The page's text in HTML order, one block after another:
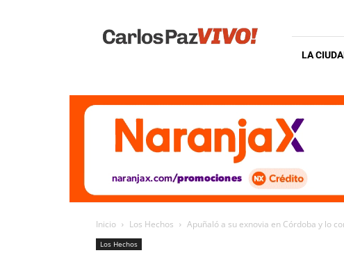
Vivo
LA
Inicio Los Hechos Apuñaló a su exnovia en Córdoba y lo
Los Hechos